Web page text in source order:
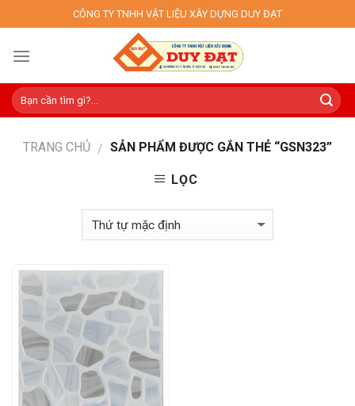
to
content
CÔNG TY TNHH VẬT LIỆU XÂY DỰNG DUY ĐẠT
TRANG CHỦ / SẢN PHẨM ĐƯỢC GẮN THẺ “GSN323”
LỌC